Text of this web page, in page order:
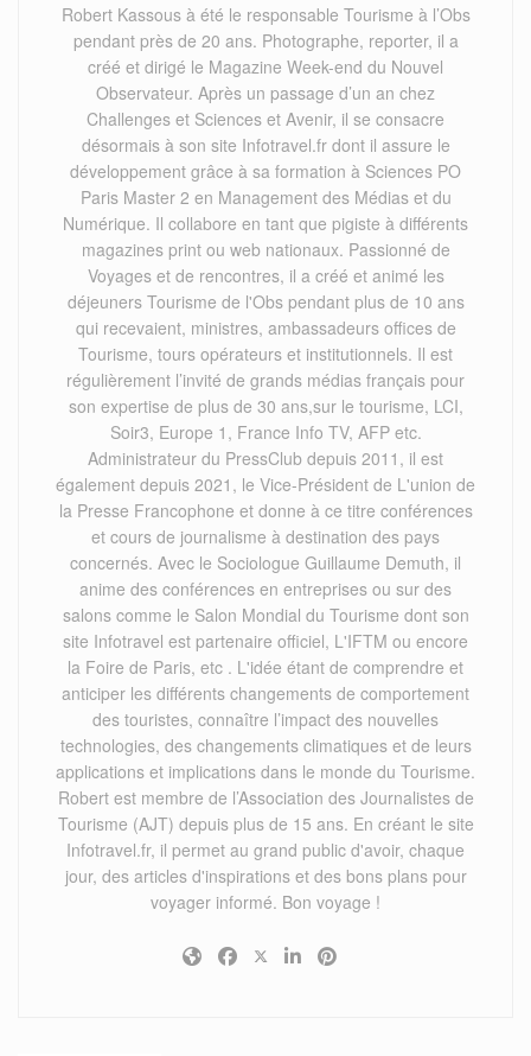
Robert Kassous à été le responsable Tourisme à l’Obs
pendant près de 20 ans. Photographe, reporter, il a
créé et dirigé le Magazine Week-end du Nouvel
Observateur. Après un passage d’un an chez
Challenges et Sciences et Avenir, il se consacre
désormais à son site Infotravel.fr dont il assure le
développement grâce à sa formation à Sciences PO
Paris Master 2 en Management des Médias et du
Numérique. Il collabore en tant que pigiste à différents
magazines print ou web nationaux. Passionné de
Voyages et de rencontres, il a créé et animé les
déjeuners Tourisme de l'Obs pendant plus de 10 ans
qui recevaient, ministres, ambassadeurs offices de
Tourisme, tours opérateurs et institutionnels. Il est
régulièrement l’invité de grands médias français pour
son expertise de plus de 30 ans,sur le tourisme, LCI,
Soir3, Europe 1, France Info TV, AFP etc.
Administrateur du PressClub depuis 2011, il est
également depuis 2021, le Vice-Président de L'union de
la Presse Francophone et donne à ce titre conférences
et cours de journalisme à destination des pays
concernés. Avec le Sociologue Guillaume Demuth, il
anime des conférences en entreprises ou sur des
salons comme le Salon Mondial du Tourisme dont son
site Infotravel est partenaire officiel, L'IFTM ou encore
la Foire de Paris, etc . L'idée étant de comprendre et
anticiper les différents changements de comportement
des touristes, connaître l’impact des nouvelles
technologies, des changements climatiques et de leurs
applications et implications dans le monde du Tourisme.
Robert est membre de l’Association des Journalistes de
Tourisme (AJT) depuis plus de 15 ans. En créant le site
Infotravel.fr, il permet au grand public d'avoir, chaque
jour, des articles d'inspirations et des bons plans pour
voyager informé. Bon voyage !